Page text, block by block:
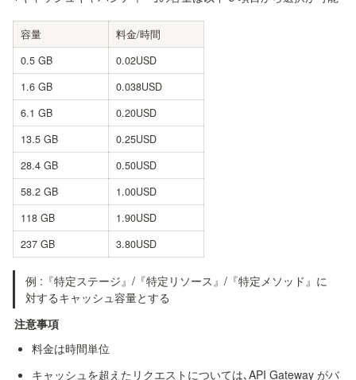
容量
料金/時間
0.5 GB
0.02USD
1.6 GB
0.038USD
6.1 GB
0.20USD
13.5 GB
0.25USD
28.4 GB
0.50USD
58.2 GB
1.00USD
118 GB
1.90USD
237 GB
3.80USD
例 :『特定ステージ』/『特定リソース』/『特定メソッド』に
対するキャッシュ容量とする
注意事項
料金は時間単位
キャッシュを超えたリクエストについては､API Gateway がバ